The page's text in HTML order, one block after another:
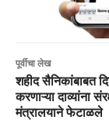
पूर्वीचा लेख
शहीद सैनिकांबाबत
करणाऱ्या दाव्यांना
मंत्रालयाने फेटाळले